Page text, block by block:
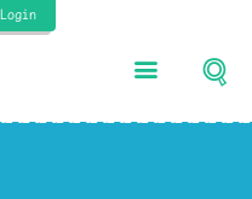
Login